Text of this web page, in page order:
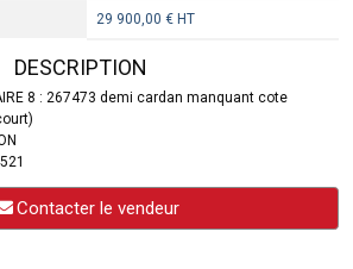
29 900,00 € HT
DESCRIPTION
8 : 267473 demi cardan manquant cote
Contacter le vendeur